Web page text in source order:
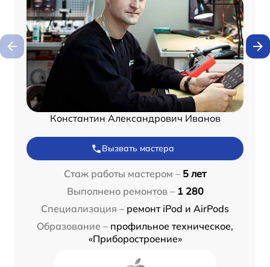
Константин Александрович Иванов
Вызвать мастера
Стаж работы мастером – 5 лет
Выполнено ремонтов – 1 280
Специализация – ремонт iPod и AirPods
Образование – профильное техническое,
«Приборостроение»